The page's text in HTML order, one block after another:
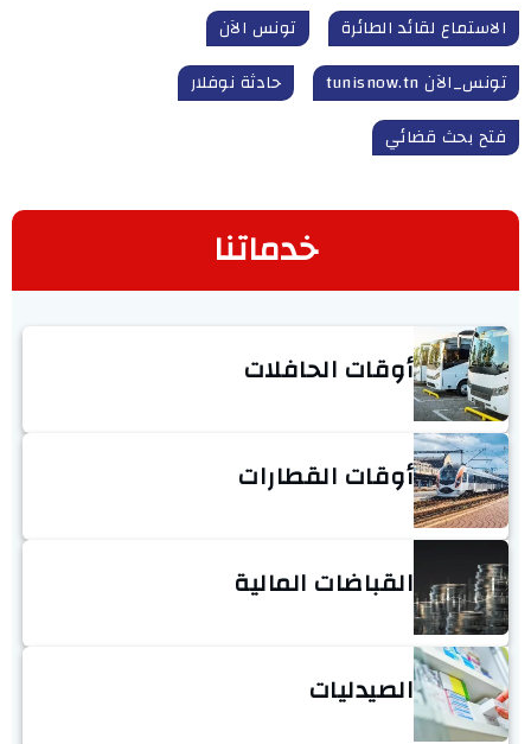
الاستماع لقائد الطائرة
تونس الآن
تونس_الآن tunisnow.tn
حادثة نوفلار
فتح بحث قضائي
خدماتنا
أوقات الحافلات
أوقات القطارات
القباضات المالية
الصيدليات